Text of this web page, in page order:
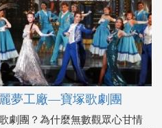
夢工廠—寶塚歌劇團
劇團？為什麼無數觀眾心甘情